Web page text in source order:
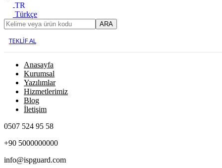
TR
Türkçe
ARA
TEKLİF AL
Anasayfa
Kurumsal
Yazılımlar
Hizmetlerimiz
Blog
İletişim
0507 524 95 58
+90 5000000000
info@ispguard.com